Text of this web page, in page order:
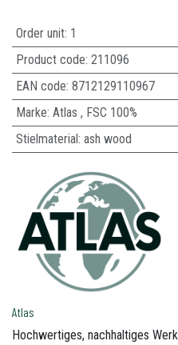
Order unit: 1
Product code: 211096
EAN code: 8712129110967
Marke: Atlas , FSC 100%
Stielmaterial: ash wood
Atlas
Hochwertiges, nachhaltiges